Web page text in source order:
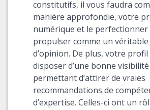
constitutifs, il vous faudra
manière approfondie, votre
numérique et le perfectionner
propulser comme un
d’opinion. De plus, votre profil
disposer d’une bonne
permettant d’attirer de vraies
recommandations de
d’expertise. Celles-ci ont un